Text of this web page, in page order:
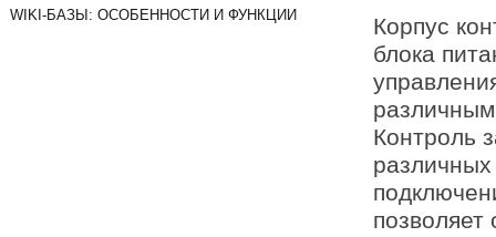
Корпус
блока
Контроль
позволяет
WIKI-БАЗЫ: ОСОБЕННОСТИ И ФУНКЦИИ